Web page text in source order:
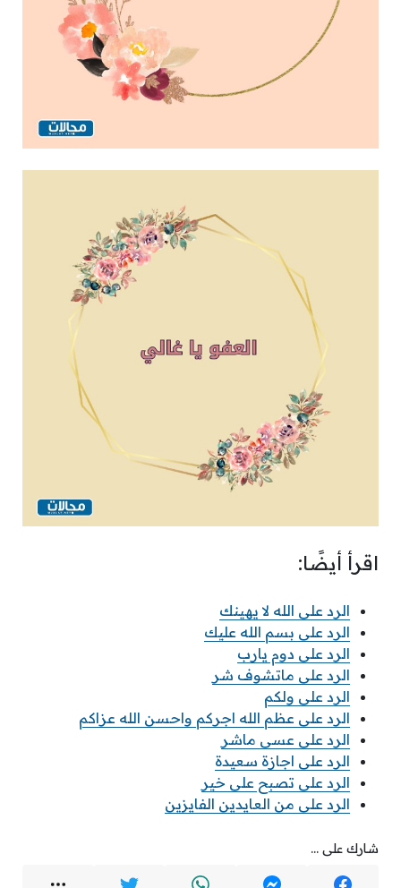
اقرأ أيضًا:
الرد على الله لا يهينك
الرد على بسم الله عليك
الرد على دوم يارب
الرد على ماتشوف شر
الرد على ولكم
الرد على عظم الله اجركم واحسن الله عزاكم
الرد على عسى ماشر
الرد على اجازة سعيدة
الرد على تصبح على خير
الرد على من العايدين الفايزين
شارك على ...